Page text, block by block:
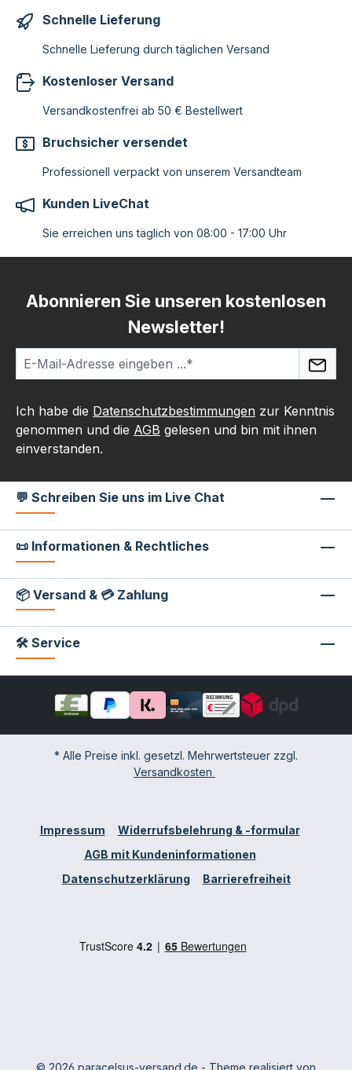
Schnelle Lieferung
Schnelle Lieferung durch täglichen Versand
Kostenloser Versand
Versandkostenfrei ab 50 € Bestellwert
Bruchsicher versendet
Professionell verpackt von unserem Versandteam
Kunden LiveChat
Sie erreichen uns täglich von 08:00 - 17:00 Uhr
Abonnieren Sie unseren kostenlosen
Newsletter!
Ich habe die Datenschutzbestimmungen zur Kenntnis
genommen und die AGB gelesen und bin mit ihnen
einverstanden.
💬 Schreiben Sie uns im Live Chat
📜 Informationen & Rechtliches
📦 Versand & 💳 Zahlung
🛠 Service
* Alle Preise inkl. gesetzl. Mehrwertsteuer zzgl.
Versandkosten
Impressum
Widerrufsbelehrung & -formular
AGB mit Kundeninformationen
Datenschutzerklärung
Barrierefreiheit
© 2026 paracelsus-versand.de - Theme realisiert von